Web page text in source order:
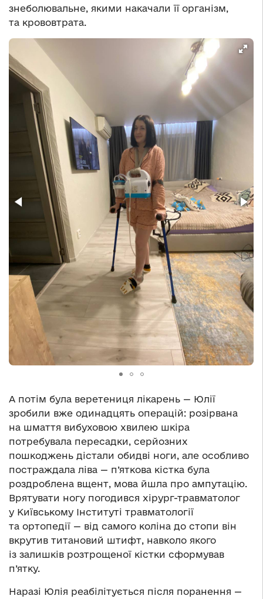
знеболювальне, якими накачали її організм,
та крововтрата.
А потім була веретениця лікарень — Юлії
зробили вже одинадцять операцій: розірвана
на шмаття вибуховою хвилею шкіра
потребувала пересадки, серйозних
пошкоджень дістали обидві ноги, але особливо
постраждала ліва — п’яткова кістка була
роздроблена вщент, мова йшла про ампутацію.
Врятувати ногу погодився хірург-травматолог
у Київському Інституті травматології
та ортопедії — від самого коліна до стопи він
вкрутив титановий штифт, навколо якого
із залишків розтрощеної кістки сформував
п’ятку.
Наразі Юлія реабілітується після поранення —